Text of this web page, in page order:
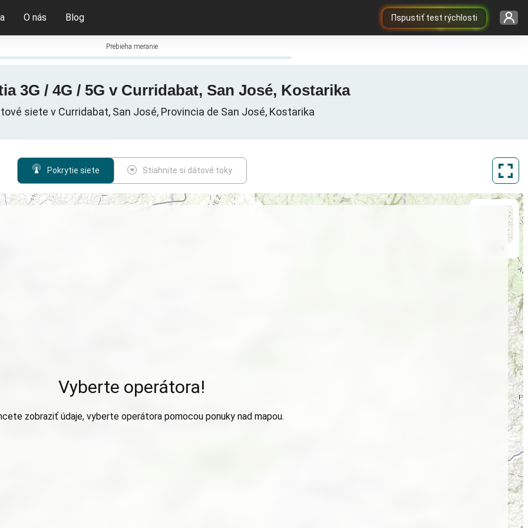
Пspustiť test rýchlosti
O nás Blog
Prebieha meranie
3G / 4G / 5G v Curridabat, San José, Kostarika
siete v Curridabat, San José, Provincia de San José, Kostarika
Pokrytie siete Stiahnite si dátové toky
Vyberte operátora!
zobraziť údaje, vyberte operátora pomocou ponuky nad mapou.